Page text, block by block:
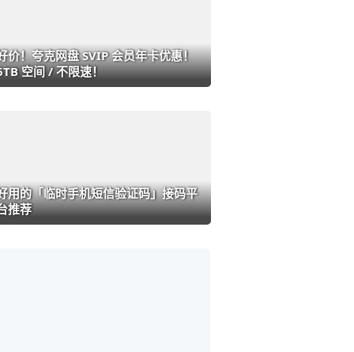
价！夸克网盘 SVIP 会员年卡优惠！
空间 / 不限速！
用的「临时手机短信验证码」接码平
推荐